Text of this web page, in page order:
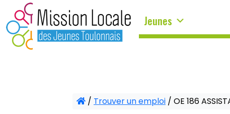
Jeunes
/ Trouver un emploi / OE 186
Panneau de gestion des cookies